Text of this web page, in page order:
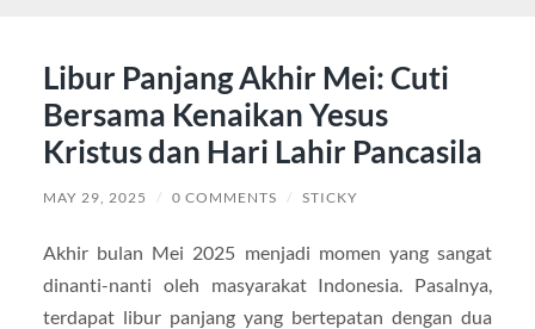
Libur Panjang Akhir Mei: Cuti
Bersama Kenaikan Yesus
Kristus dan Hari Lahir Pancasila
MAY 29, 2025 / 0 COMMENTS / STICKY
Akhir bulan Mei 2025 menjadi momen yang sangat
dinanti-nanti oleh masyarakat Indonesia. Pasalnya,
terdapat libur panjang yang bertepatan dengan dua